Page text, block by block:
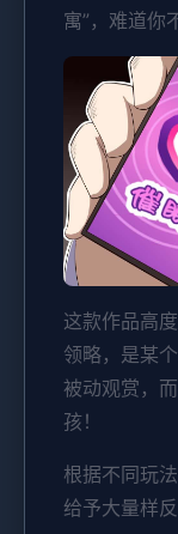
寓”，难道你
这款作品高
领略，是某
被动观赏，
孩！
根据不同玩
给予大量样